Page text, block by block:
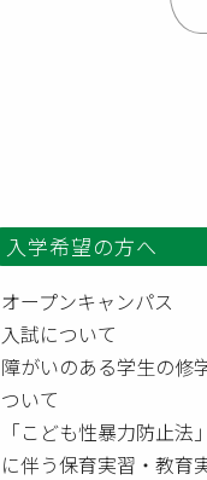
入学希望の方へ
オープンキャンパス
入試について
障がいのある学生の修
ついて
「こども性暴力防止法
に伴う保育実習・教育